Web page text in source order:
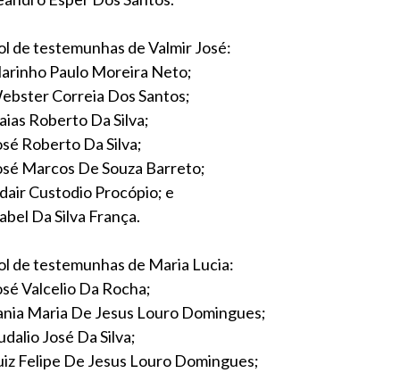
de testemunhas de Valmir José:
Paulo Moreira Neto;
Correia Dos Santos;
Roberto Da Silva;
Roberto Da Silva;
Marcos De Souza Barreto;
Custodio Procópio; e
Da Silva França.
de testemunhas de Maria Lucia:
Valcelio Da Rocha;
Maria De Jesus Louro Domingues;
José Da Silva;
Felipe De Jesus Louro Domingues;